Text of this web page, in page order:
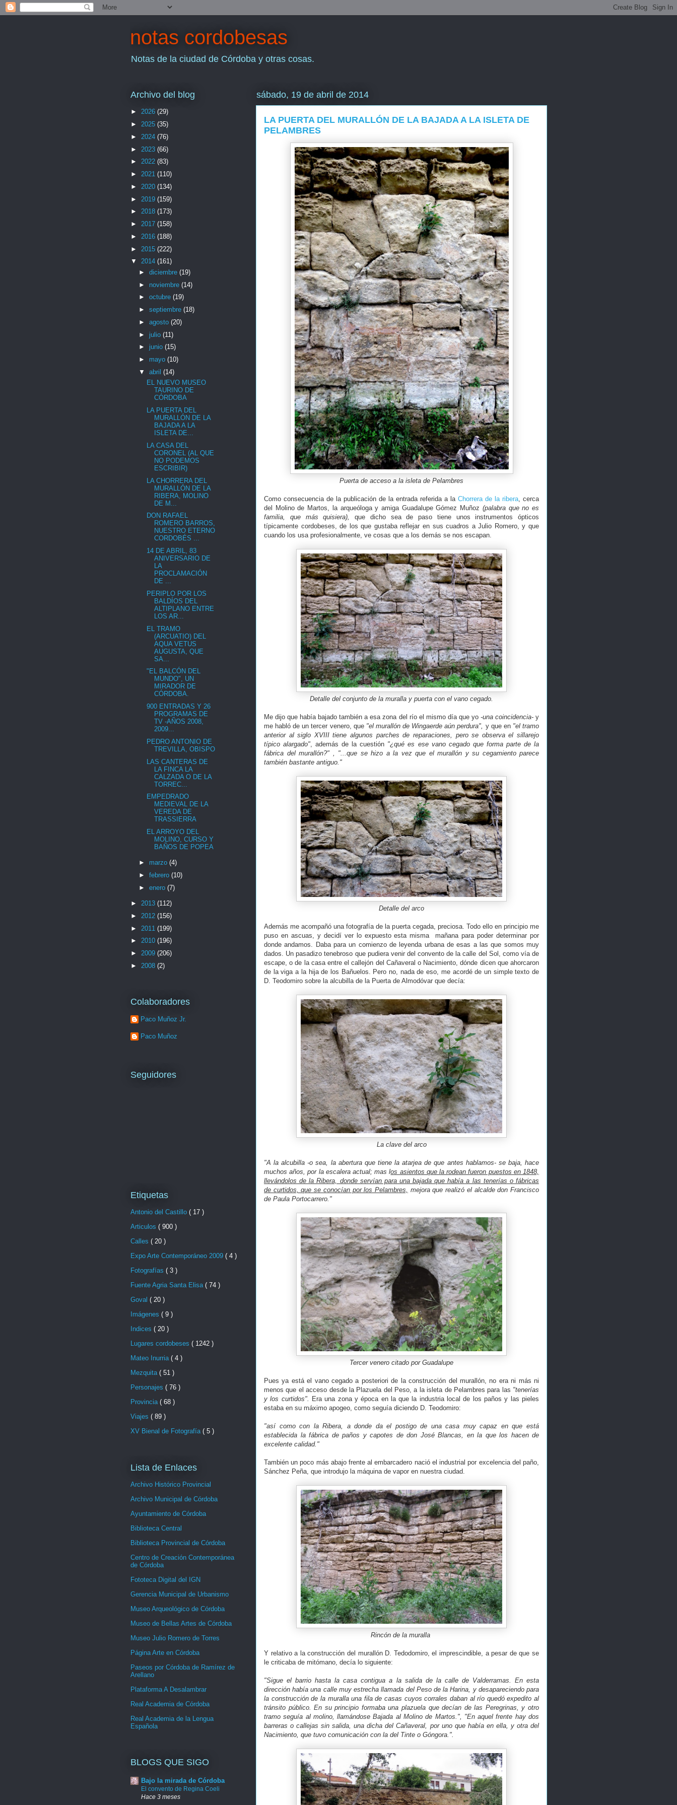
notas cordobesas
Notas de la ciudad de Córdoba y otras cosas.
sábado, 19 de abril de 2014
LA PUERTA DEL MURALLÓN DE LA BAJADA A LA ISLETA DE
PELAMBRES
Puerta de acceso a la isleta de Pelambres
Como consecuencia de la publicación de la entrada referida a la Chorrera de la ribera, cerca
del Molino de Martos, la arqueóloga y amiga Guadalupe Gómez Muñoz (palabra que no es
familia, que más quisiera),
que dicho sea de paso tiene unos instrumentos ópticos
típicamente cordobeses, de los que gustaba reflejar en sus cuadros a Julio Romero, y que
cuando los usa profesionalmente, ve cosas que a los demás se nos escapan.
Detalle del conjunto de la muralla y puerta con el vano cegado.
Me dijo que había bajado también a esa zona del río el mismo día que yo -una coincidencia-y
me habló de un tercer venero, que"el murallón de Wingaerde aún perdura", y que en"el tramo
anterior al siglo XVIII tiene algunos parches de reparaciones, pero se observa el sillarejo
típico alargado", además de la cuestión "¿qué es ese vano cegado que forma parte de la
fábrica del murallón?" , "...que se hizo a la vez que el murallón y su cegamiento parece
también bastante antiguo."
Detalle del arco
Además me acompañó una fotografía de la puerta cegada, preciosa. Todo ello en principio me
puso en ascuas, y decidí ver lo expuesto esta misma mañana para poder determinar por
donde andamos. Daba para un comienzo de leyenda urbana de esas a las que somos muy
dados. Un pasadizo tenebroso que pudiera venir del convento de la calle del Sol, como vía de
escape, o de la casa entre el callejón del Cañaveral o Nacimiento, dónde dicen que ahorcaron
de la viga a la hija de los Bañuelos. Pero no, nada de eso, me acordé de un simple texto de
D. Teodomiro sobre la alcubilla de la Puerta de Almodóvar que decía:
La clave del arco
"A la alcubilla -o sea, la abertura que tiene la atarjea de que antes hablamos- se baja, hace
muchos años, por la escalera actual; mas los asientos que la rodean fueron puestos en 1848,
llevándolos de la Ribera, donde servían para una bajada que había a las tenerías o fábricas
de curtidos, que se conocían por los Pelambres, mejora que realizó el alcalde don Francisco
de Paula Portocarrero."
Tercer venero citado por Guadalupe
Pues ya está el vano cegado a posteriori de la construcción del murallón, no era ni más ni
menos que el acceso desde la Plazuela del Peso, a la isleta de Pelambres para las "tenerías
y los curtidos". Era una zona y época en la que la industria local de los paños y las pieles
estaba en su máximo apogeo, como seguía diciendo D. Teodomiro:
"así como con la Ribera, a donde da el postigo de una casa muy capaz en que está
establecida la fábrica de paños y capotes de don José Blancas, en la que los hacen de
excelente calidad."
También un poco más abajo frente al embarcadero nació el industrial por excelencia del paño,
Sánchez Peña, que introdujo la máquina de vapor en nuestra ciudad.
Rincón de la muralla
Y relativo a la construcción del murallón D. Tedodomiro, el imprescindible, a pesar de que se
le criticaba de mitómano, decía lo siguiente:
"Sigue el barrio hasta la casa contigua a la salida de la calle de Valderramas. En esta
dirección había una calle muy estrecha llamada del Peso de la Harina, y desapareciendo para
la construcción de la muralla una fila de casas cuyos corrales daban al río quedó expedito al
tránsito público. En su principio formaba una plazuela que decían de las Peregrinas, y otro
tramo seguía al molino, llamándose Bajada al Molino de Martos.", "En aquel frente hay dos
barreras o callejas sin salida, una dicha del Cañaveral, por uno que había en ella, y otra del
Nacimiento, que tuvo comunicación con la del Tinte o Góngora.".
Archivo del blog
► 2026 (29)
► 2025 (35)
► 2024 (76)
► 2023 (66)
► 2022 (83)
► 2021 (110)
► 2020 (134)
► 2019 (159)
► 2018 (173)
► 2017 (158)
► 2016 (188)
► 2015 (222)
▼ 2014 (161)
► diciembre (19)
► noviembre (14)
► octubre (19)
► septiembre (18)
► agosto (20)
► julio (11)
► junio (15)
► mayo (10)
▼ abril (14)
EL NUEVO MUSEO
TAURINO DE
CÓRDOBA
LA PUERTA DEL
MURALLÓN DE LA
BAJADA A LA
ISLETA DE...
LA CASA DEL
CORONEL (AL QUE
NO PODEMOS
ESCRIBIR)
LA CHORRERA DEL
MURALLÓN DE LA
RIBERA, MOLINO
DE M...
DON RAFAEL
ROMERO BARROS,
NUESTRO ETERNO
CORDOBÉS ...
14 DE ABRIL, 83
ANIVERSARIO DE
LA
PROCLAMACIÓN
DE ...
PERIPLO POR LOS
BALDÍOS DEL
ALTIPLANO ENTRE
LOS AR...
EL TRAMO
(ARCUATIO) DEL
AQUA VETUS
AUGUSTA, QUE
SA...
"EL BALCÓN DEL
MUNDO", UN
MIRADOR DE
CÓRDOBA.
900 ENTRADAS Y 26
PROGRAMAS DE
TV -AÑOS 2008,
2009...
PEDRO ANTONIO DE
TREVILLA, OBISPO
LAS CANTERAS DE
LA FINCA LA
CALZADA O DE LA
TORREC...
EMPEDRADO
MEDIEVAL DE LA
VEREDA DE
TRASSIERRA
EL ARROYO DEL
MOLINO, CURSO Y
BAÑOS DE POPEA
► marzo (4)
► febrero (10)
► enero (7)
► 2013 (112)
► 2012 (156)
► 2011 (199)
► 2010 (196)
► 2009 (206)
► 2008 (2)
Colaboradores
Paco Muñoz Jr.
Paco Muñoz
Seguidores
Etiquetas
Antonio del Castillo ( 17 )
Articulos ( 900 )
Calles ( 20 )
Expo Arte Contemporáneo 2009 ( 4 )
Fotografías ( 3 )
Fuente Agria Santa Elisa ( 74 )
Goval ( 20 )
Imágenes ( 9 )
Indices ( 20 )
Lugares cordobeses ( 1242 )
Mateo Inurria ( 4 )
Mezquita ( 51 )
Personajes ( 76 )
Provincia ( 68 )
Viajes ( 89 )
XV Bienal de Fotografía ( 5 )
Lista de Enlaces
Archivo Histórico Provincial
Archivo Municipal de Córdoba
Ayuntamiento de Córdoba
Biblioteca Central
Biblioteca Provincial de Córdoba
Centro de Creación Contemporánea
de Córdoba
Fototeca Digital del IGN
Gerencia Municipal de Urbanismo
Museo Arqueológico de Córdoba
Museo de Bellas Artes de Córdoba
Museo Julio Romero de Torres
Página Arte en Córdoba
Paseos por Córdoba de Ramírez de
Arellano
Plataforma A Desalambrar
Real Academia de Córdoba
Real Academia de la Lengua
Española
BLOGS QUE SIGO
Bajo la mirada de Córdoba
El convento de Regina Coeli
Hace 3 meses